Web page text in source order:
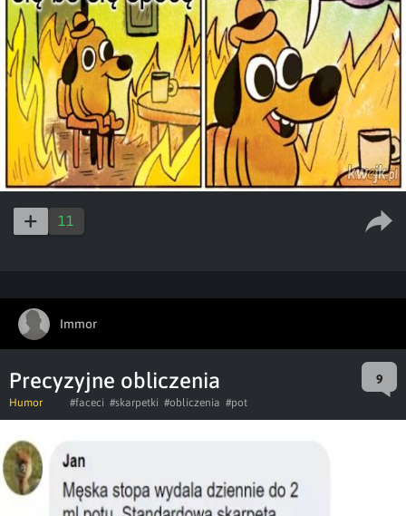
11
Immor
Precyzyjne obliczenia 9
Humor #faceci #skarpetki #obliczenia #pot